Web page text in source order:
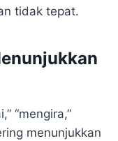
tidak tepat.
“mengira,”
menunjukkan